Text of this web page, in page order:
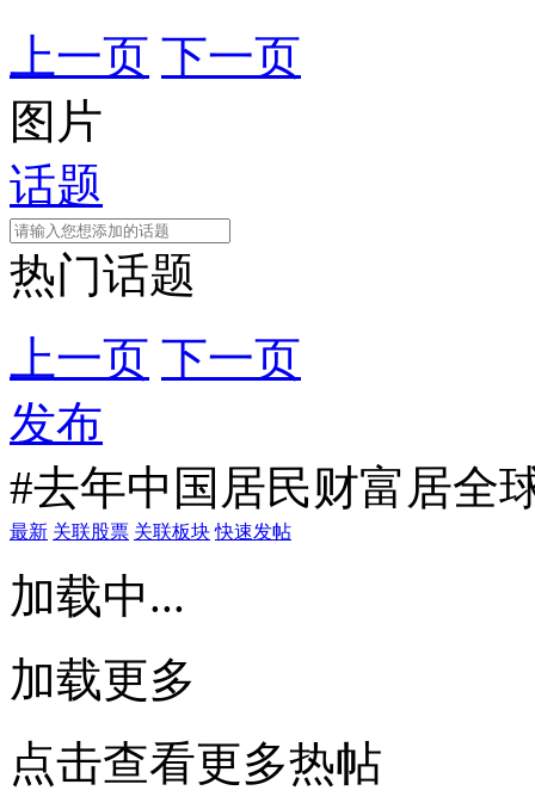
上一页 下一页
图片
话题
热门话题
上一页 下一页
发布
#去年中国居民财富居全
最新 关联股票 关联板块 快速发帖
加载中...
加载更多
点击查看更多热帖